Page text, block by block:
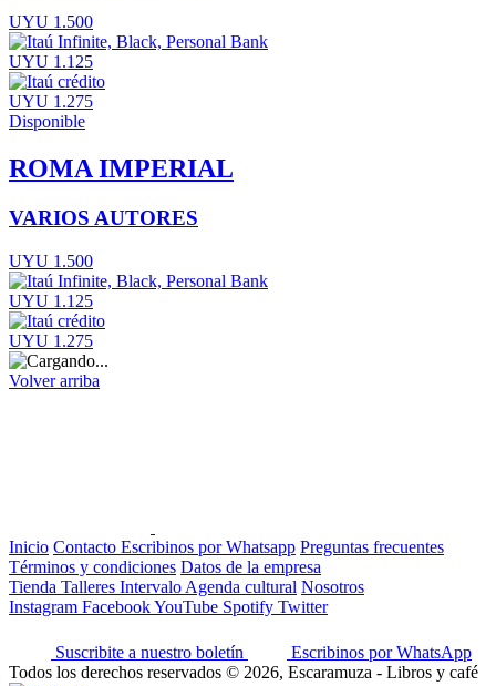
UYU 1.500
UYU 1.125
UYU 1.275
Disponible
ROMA IMPERIAL
VARIOS AUTORES
UYU 1.500
UYU 1.125
UYU 1.275
Volver arriba
Inicio Contacto Escribinos por Whatsapp Preguntas frecuentes
Términos y condiciones Datos de la empresa
Tienda Talleres Intervalo Agenda cultural Nosotros
Instagram FacebookYouTube Spotify Twitter
Suscribite a nuestro boletín
Escribinos por WhatsApp
Todos los derechos reservados © 2026, Escaramuza - Libros y café